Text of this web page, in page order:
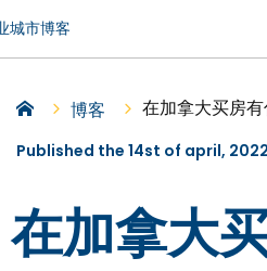
城市博客
博客 在加拿大买房
Published the 14st of april, 2022
在加拿大